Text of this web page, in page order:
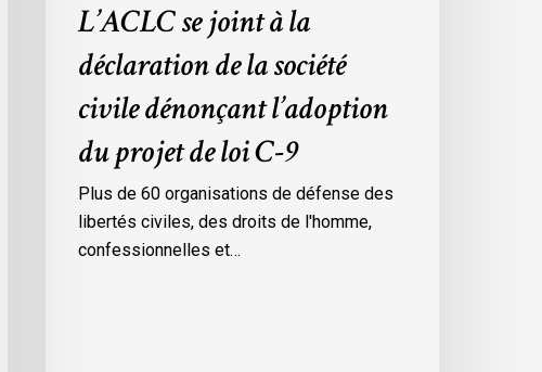
L’ACLC se joint à la
déclaration de la société
civile dénonçant l’adoption
du projet de loi C-9
Plus de 60 organisations de défense des
libertés civiles, des droits de l'homme,
confessionnelles et…